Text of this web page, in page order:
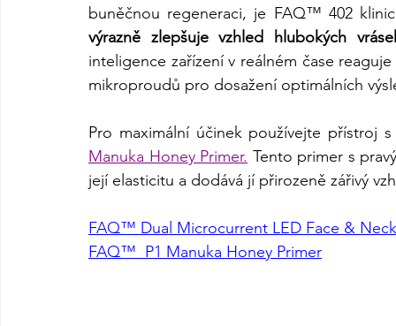
buněčnou regeneraci, je FAQ™ 402
výrazně zlepšuje vzhled hlubokých
inteligence zařízení v reálném čase
mikroproudů pro dosažení optimálních
Pro maximální účinek používejte přístroj
Manuka Honey Primer. Tento primer s
její elasticitu a dodává jí přirozeně zářivý
FAQ™ Dual Microcurrent LED Face &
FAQ™  P1 Manuka Honey Primer